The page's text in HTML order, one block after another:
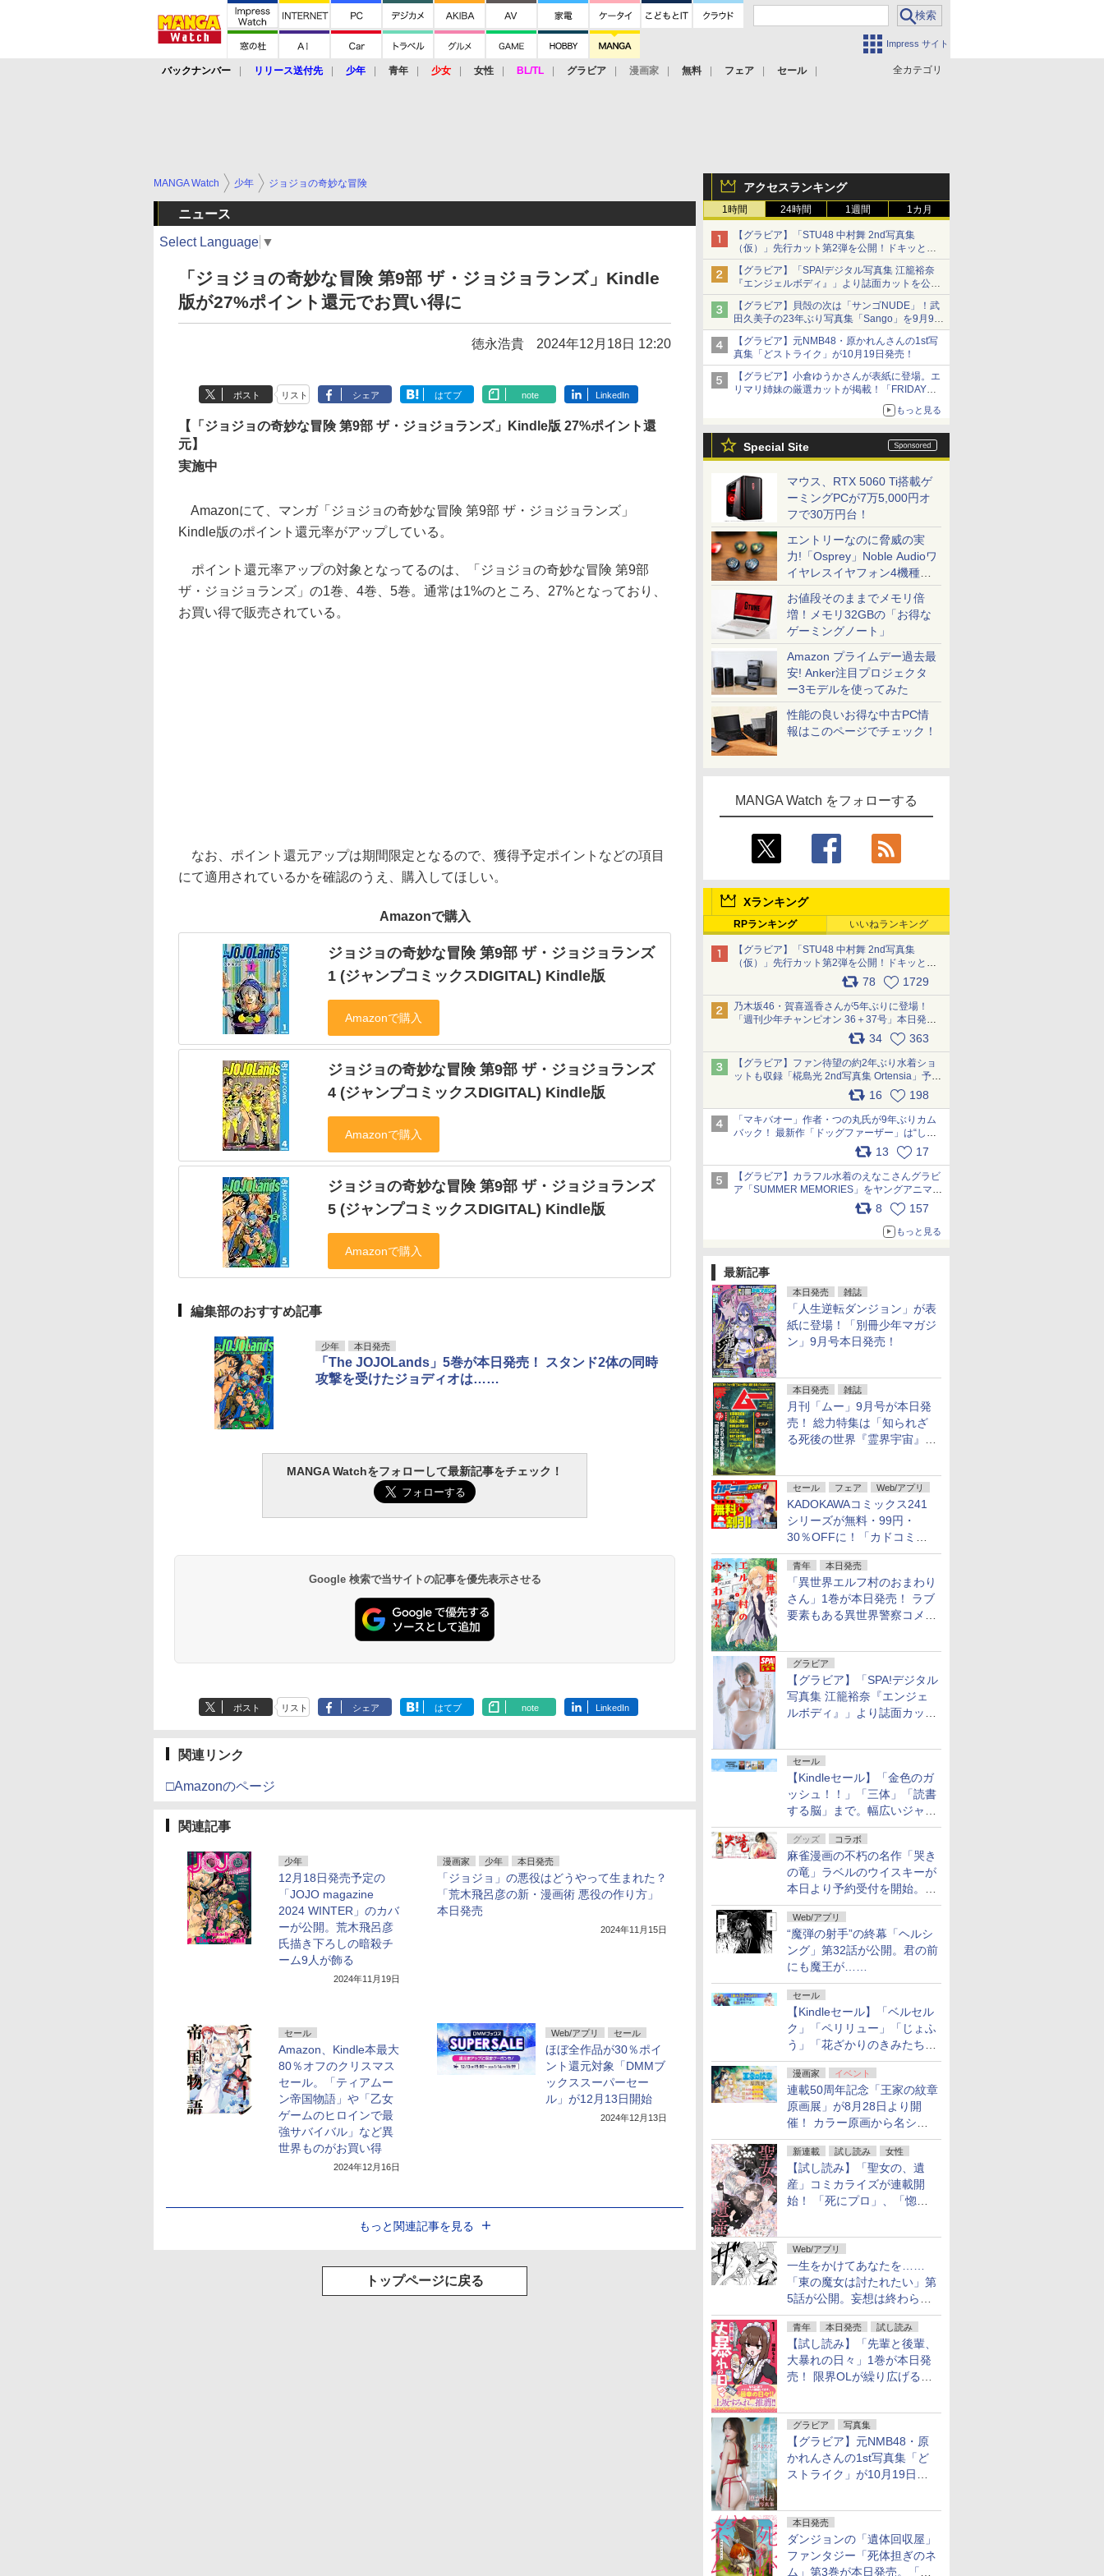
Impress サイト
全カテゴリ
バックナンバー リリース送付先 少年 青年 少女 女性 BL/TL グラビア 漫画家 無料 フェア セール
アクセスランキング
1時間 24時間 1週間 1カ月
【グラビア】「STU48 中村舞 2nd写真集
（仮）」先行カット第2弾を公開！ドキッとす
るランジェリーカットなど新たな挑戦
【グラビア】「SPA!デジタル写真集 江籠裕奈
『エンジェルボディ』」より誌面カットを公
開！
【グラビア】貝殻の次は「サンゴNUDE」！武
田久美子の23年ぶり写真集「Sango」を9月9日
に発売
【グラビア】元NMB48・原かれんさんの1st写
真集「どストライク」が10月19日発売！
【グラビア】小倉ゆうかさんが表紙に登場。エ
リマリ姉妹の厳選カットが掲載！「FRIDAY
2026年8⽉21・28日号」本日発売
もっと見る
Special Site
マウス、RTX 5060 Ti搭載ゲ
ーミングPCが7万5,000円オ
フで30万円台！
エントリーなのに脅威の実
力!「Osprey」Noble Audioワ
イヤレスイヤフォン4機種を
一気に聴く
お値段そのままでメモリ倍
増！メモリ32GBの「お得な
ゲーミングノート」
Amazon プライムデー過去最
安! Anker注目プロジェクタ
ー3モデルを使ってみた
性能の良いお得な中古PC情
報はこのページでチェック！
MANGA Watch をフォローする
Xランキング
RPランキング いいねランキング
【グラビア】「STU48 中村舞 2nd写真集
（仮）」先行カット第2弾を公開！ドキッとす
るランジェリーカットなど新たな挑戦
78 1729
乃木坂46・賀喜遥香さんが5年ぶりに登場！
「週刊少年チャンピオン 36＋37号」本日発
売 pic.x.com/2Mo85ZlRvK
34 363
【グラビア】ファン待望の約2年ぶり水着ショ
ットも収録「椛島光 2nd写真集 Ortensia」予約
16 198
「マキバオー」作者・つの丸氏が9年ぶりカム
バック！ 最新作「ドッグファーザー」は“しゃ
べらない動物”とのリアルな暮らしを描く 「も
うこれ以上の幸せはない」……一緒に暮らす愛
犬たちへ… pic.x.com/hEr88DgVyD
13 17
【グラビア】カラフル水着のえなこさんグラビ
ア「SUMMER MEMORIES」をヤングアニマル
Webで公開中 pic.x.com/wdmmjZ7DnV
8 157
もっと見る
最新記事
本日発売 雑誌
「人生逆転ダンジョン」が表
紙に登場！「別冊少年マガジ
ン」9月号本日発売！
本日発売 雑誌
月刊「ムー」9月号が本日発
売！ 総力特集は「知られざ
る死後の世界『霊界宇宙』の
セール フェア Web/アプリ
KADOKAWAコミックス241
シリーズが無料・99円・
30％OFFに！「カドコミフ
ェア 2026」第2弾が開催中！
青年 本日発売
「異世界エルフ村のおまわり
さん」1巻が本日発売！ ラブ
要素もある異世界警察コメデ
グラビア
【グラビア】「SPA!デジタル
写真集 江籠裕奈『エンジェ
ルボディ』」より誌面カット
セール
【Kindleセール】「金色のガ
ッシュ！！」「三体」「読書
する脳」まで。幅広いジャン
ルの電子書籍が最大65％オ
フ！「Kindle本サマーセー
ル」第2弾が開催中！
グッズ コラボ
麻雀漫画の不朽の名作「哭き
の竜」ラベルのウイスキーが
本日より予約受付を開始。8
月16日まで
Web/アプリ
“魔弾の射手”の終幕「ヘルシ
ング」第32話が公開。君の前
にも魔王が……
セール
【Kindleセール】「ベルセル
ク」「ペリリュー」「じょふ
う」「花ざかりのきみたち
へ」などが最大50％オフ！
「白泉社 夏の大割引セー
ル」が開催中！
漫画家 イベント
連載50周年記念「王家の紋章
原画展」が8月28日より開
催！ カラー原画から名シー
ンの原稿まで
新連載 試し読み 女性
【試し読み】「聖女の、遺
産」コミカライズが連載開
始！ 「死にプロ」、「惚れ
Web/アプリ
一生をかけてあなたを……
「東の魔女は討たれたい」第
5話が公開。妄想は終わらな
い
青年 本日発売 試し読み
【試し読み】「先輩と後輩、
大暴れの日々」1巻が本日発
売！ 限界OLが繰り広げる禁
グラビア 写真集
【グラビア】元NMB48・原
かれんさんの1st写真集「ど
ストライク」が10月19日発
本日発売
ダンジョンの「遺体回収屋」
ファンタジー「死体担ぎのネ
ム」第3巻が本日発売。「フ
MANGA Watch 少年 ジョジョの奇妙な冒険
ニュース
Select Language ▼
「ジョジョの奇妙な冒険 第9部 ザ・ジョジョランズ」Kindle
版が27%ポイント還元でお買い得に
徳永浩貴 2024年12月18日 12:20
ポスト リスト シェア はてブ note LinkedIn
【「ジョジョの奇妙な冒険 第9部 ザ・ジョジョランズ」Kindle版 27%ポイント還
元】
実施中
Amazonにて、マンガ「ジョジョの奇妙な冒険 第9部 ザ・ジョジョランズ」
Kindle版のポイント還元率がアップしている。
ポイント還元率アップの対象となってるのは、「ジョジョの奇妙な冒険 第9部
ザ・ジョジョランズ」の1巻、4巻、5巻。通常は1%のところ、27%となっており、
お買い得で販売されている。
なお、ポイント還元アップは期間限定となるので、獲得予定ポイントなどの項目
にて適用されているかを確認のうえ、購入してほしい。
Amazonで購入
ジョジョの奇妙な冒険 第9部 ザ・ジョジョランズ
1 (ジャンプコミックスDIGITAL) Kindle版
ジョジョの奇妙な冒険 第9部 ザ・ジョジョランズ
4 (ジャンプコミックスDIGITAL) Kindle版
ジョジョの奇妙な冒険 第9部 ザ・ジョジョランズ
5 (ジャンプコミックスDIGITAL) Kindle版
編集部のおすすめ記事
少年 本日発売
「The JOJOLands」5巻が本日発売！ スタンド2体の同時
攻撃を受けたジョディオは……
MANGA Watchをフォローして最新記事をチェック！
Google 検索で当サイトの記事を優先表示させる
ポスト リスト シェア はてブ note LinkedIn
関連リンク
□Amazonのページ
関連記事
少年
12月18日発売予定の
「JOJO magazine
2024 WINTER」のカバ
ーが公開。荒木飛呂彦
氏描き下ろしの暗殺チ
ーム9人が飾る
2024年11月19日
漫画家 少年 本日発売
「ジョジョ」の悪役はどうやって生まれた？
「荒木飛呂彦の新・漫画術 悪役の作り方」
本日発売
2024年11月15日
セール
Amazon、Kindle本最大
80％オフのクリスマス
セール。「ティアムー
ン帝国物語」や「乙女
ゲームのヒロインで最
強サバイバル」など異
世界ものがお買い得
2024年12月16日
Web/アプリ セール
ほぼ全作品が30％ポイ
ント還元対象「DMMブ
ックススーパーセー
ル」が12月13日開始
2024年12月13日
もっと関連記事を見る
トップページに戻る